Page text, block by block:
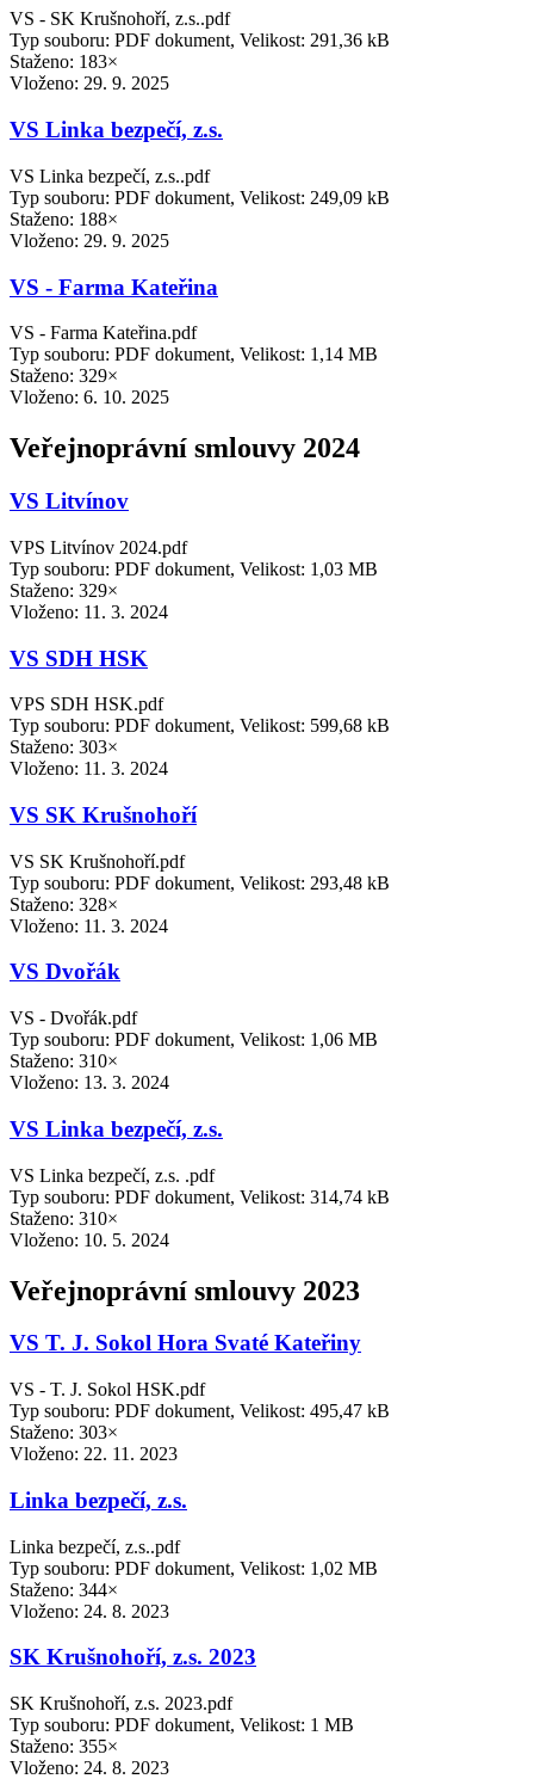
VS - SK Krušnohoří, z.s..pdf
Typ souboru: PDF dokument, Velikost: 291,36 kB
Staženo: 183×
Vloženo: 29. 9. 2025
VS Linka bezpečí, z.s.
VS Linka bezpečí, z.s..pdf
Typ souboru: PDF dokument, Velikost: 249,09 kB
Staženo: 188×
Vloženo: 29. 9. 2025
VS - Farma Kateřina
VS - Farma Kateřina.pdf
Typ souboru: PDF dokument, Velikost: 1,14 MB
Staženo: 329×
Vloženo: 6. 10. 2025
Veřejnoprávní smlouvy 2024
VS Litvínov
VPS Litvínov 2024.pdf
Typ souboru: PDF dokument, Velikost: 1,03 MB
Staženo: 329×
Vloženo: 11. 3. 2024
VS SDH HSK
VPS SDH HSK.pdf
Typ souboru: PDF dokument, Velikost: 599,68 kB
Staženo: 303×
Vloženo: 11. 3. 2024
VS SK Krušnohoří
VS SK Krušnohoří.pdf
Typ souboru: PDF dokument, Velikost: 293,48 kB
Staženo: 328×
Vloženo: 11. 3. 2024
VS Dvořák
VS - Dvořák.pdf
Typ souboru: PDF dokument, Velikost: 1,06 MB
Staženo: 310×
Vloženo: 13. 3. 2024
VS Linka bezpečí, z.s.
VS Linka bezpečí, z.s. .pdf
Typ souboru: PDF dokument, Velikost: 314,74 kB
Staženo: 310×
Vloženo: 10. 5. 2024
Veřejnoprávní smlouvy 2023
VS T. J. Sokol Hora Svaté Kateřiny
VS - T. J. Sokol HSK.pdf
Typ souboru: PDF dokument, Velikost: 495,47 kB
Staženo: 303×
Vloženo: 22. 11. 2023
Linka bezpečí, z.s.
Linka bezpečí, z.s..pdf
Typ souboru: PDF dokument, Velikost: 1,02 MB
Staženo: 344×
Vloženo: 24. 8. 2023
SK Krušnohoří, z.s. 2023
SK Krušnohoří, z.s. 2023.pdf
Typ souboru: PDF dokument, Velikost: 1 MB
Staženo: 355×
Vloženo: 24. 8. 2023